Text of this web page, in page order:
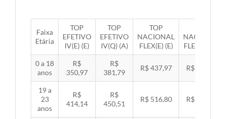
Faixa
Etária
TOP
EFETIVO
IV(E) (E)
TOP
EFETIVO
IV(Q) (A)
TOP
NACIONAL
FLEX(E) (E)
NACIONAL
FLEX(Q) (A)
0 a 18
anos
R$
350,97
R$
381,79
R$ 437,97 R$ 451,33
19 a
23
anos
R$
414,14
R$
450,51
R$ 516,80 R$ 532,57